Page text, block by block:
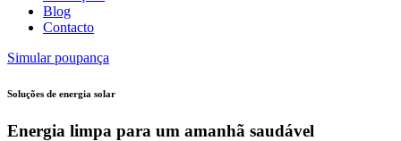
Blog
Contacto
Simular poupança
Soluções de energia solar
Energia limpa para um amanhã saudável